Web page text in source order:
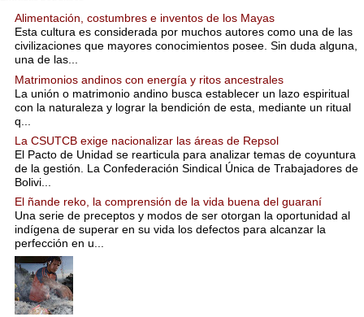
Alimentación, costumbres e inventos de los Mayas
Esta cultura es considerada por muchos autores como una de las
civilizaciones que mayores conocimientos posee. Sin duda alguna,
una de las...
Matrimonios andinos con energía y ritos ancestrales
La unión o matrimonio andino busca establecer un lazo espiritual
con la naturaleza y lograr la bendición de esta, mediante un ritual
q...
La CSUTCB exige nacionalizar las áreas de Repsol
El Pacto de Unidad se rearticula para analizar temas de coyuntura
de la gestión. La Confederación Sindical Única de Trabajadores de
Bolivi...
El ñande reko, la comprensión de la vida buena del guaraní
Una serie de preceptos y modos de ser otorgan la oportunidad al
indígena de superar en su vida los defectos para alcanzar la
perfección en u...